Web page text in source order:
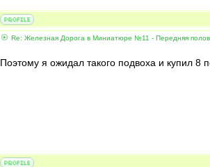
Re: Железная Дорога в Миниатюре №11 - Передняя
Поэтому я ожидал такого подвоха и купил 8